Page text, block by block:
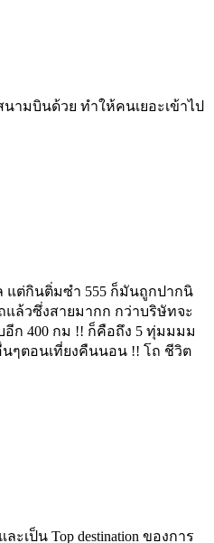
ามบินด้วย ทำให้คนเยอะเข้าไป
ล แต่กินติ่มซำ 555 ก็มันถูกปากนิ
แล้วซึ่งสายมากก กว่าบริษัทจะ
อีก 400 กม !! ก็คือถึง 5 ทุ่มมมม
นๆตอนเที่ยงคืนนอน !! โถ ชีวิต
เป็น Top destination ของการ